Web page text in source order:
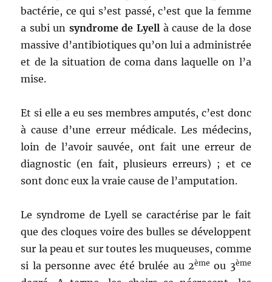
bactérie, ce qui s’est passé, c’est que la femme
a subi un syndrome de Lyell à cause de la dose
massive d’antibiotiques qu’on lui a administrée
et de la situation de coma dans laquelle on l’a
mise.
Et si elle a eu ses membres amputés, c’est donc
à cause d’une erreur médicale. Les médecins,
loin de l’avoir sauvée, ont fait une erreur de
diagnostic (en fait, plusieurs erreurs) ; et ce
sont donc eux la vraie cause de l’amputation.
Le syndrome de Lyell se caractérise par le fait
que des cloques voire des bulles se développent
sur la peau et sur toutes les muqueuses, comme
si la personne avec été brulée au 2ème ou 3ème